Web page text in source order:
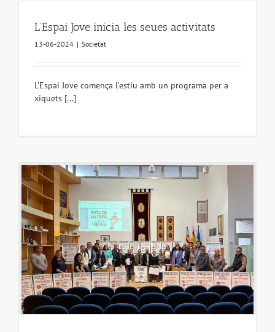
L’Espai Jove inicia les seues activitats
13-06-2024 | Societat
L’Espai Jove comença l’estiu amb un programa per a
xiquets [...]